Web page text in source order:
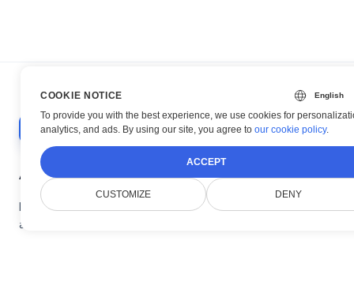
À propos de nous
Doconut simplifie la gestion des documents
avec des SDK .NET modernes.
COOKIE NOTICE
To provide you with the best experience, we use cookies for
analytics, and ads. By using our site, you agree toour cookie policy.
ACCEPT
CUSTOMIZE DENY